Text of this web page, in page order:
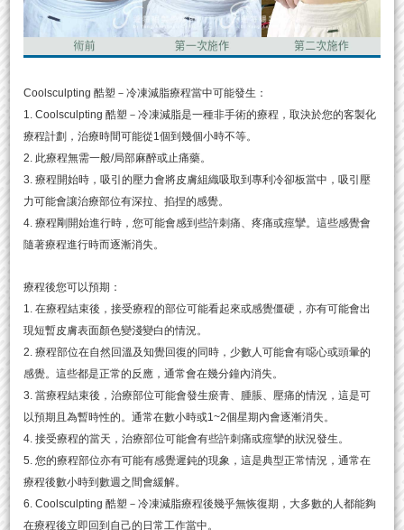
Coolsculpting 酷塑－冷凍減脂療程當中可能發生：
1. Coolsculpting 酷塑－冷凍減脂是一種非手術的療程，取決於您的客製化
療程計劃，治療時間可能從1個到幾個小時不等。
2. 此療程無需一般/局部麻醉或止痛藥。
3. 療程開始時，吸引的壓力會將皮膚組織吸取到專利冷卻板當中，吸引壓
力可能會讓治療部位有深拉、掐捏的感覺。
4. 療程剛開始進行時，您可能會感到些許刺痛、疼痛或痙攣。這些感覺會
隨著療程進行時而逐漸消失。
療程後您可以預期：
1. 在療程結束後，接受療程的部位可能看起來或感覺僵硬，亦有可能會出
現短暫皮膚表面顏色變淺變白的情況。
2. 療程部位在自然回溫及知覺回復的同時，少數人可能會有噁心或頭暈的
感覺。這些都是正常的反應，通常會在幾分鐘內消失。
3. 當療程結束後，治療部位可能會發生瘀青、腫脹、壓痛的情況，這是可
以預期且為暫時性的。通常在數小時或1~2個星期內會逐漸消失。
4. 接受療程的當天，治療部位可能會有些許刺痛或痙攣的狀況發生。
5. 您的療程部位亦有可能有感覺遲鈍的現象，這是典型正常情況，通常在
療程後數小時到數週之間會緩解。
6. Coolsculpting 酷塑－冷凍減脂療程後幾乎無恢復期，大多數的人都能夠
在療程後立即回到自己的日常工作當中。